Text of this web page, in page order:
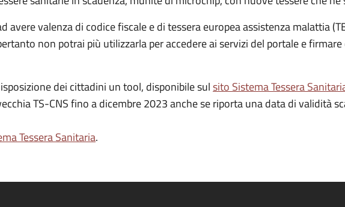
avere valenza di codice fiscale e di tessera europea assistenza malattia
non potrai più utilizzarla per accedere ai servizi del portale e
dei cittadini un tool, disponibile sulsito Sistema Tessera
TS-CNS fino a dicembre 2023 anche se riporta una data di validità
Tessera Sanitaria.